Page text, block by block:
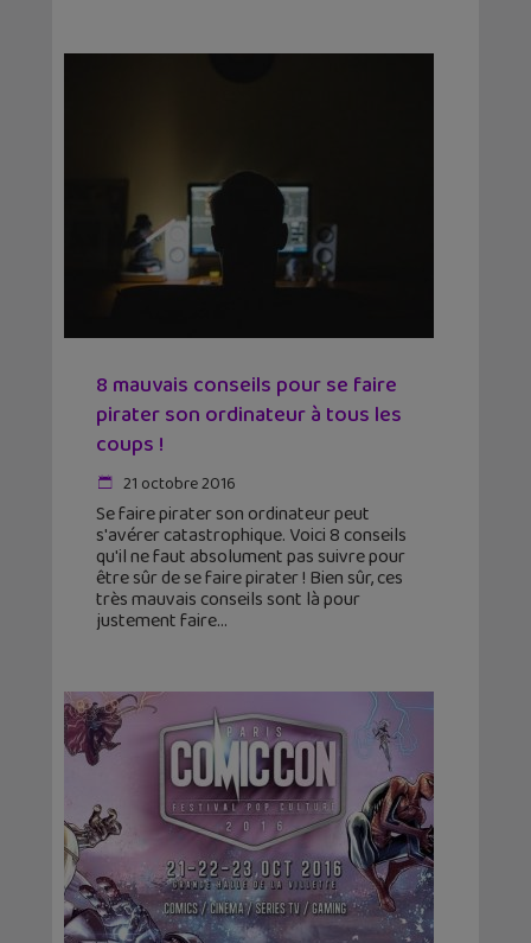
8 mauvais conseils pour se faire
pirater son ordinateur à tous les
coups !
21 octobre 2016
Se faire pirater son ordinateur peut
s'avérer catastrophique. Voici 8 conseils
qu'il ne faut absolument pas suivre pour
être sûr de se faire pirater ! Bien sûr, ces
très mauvais conseils sont là pour
justement faire